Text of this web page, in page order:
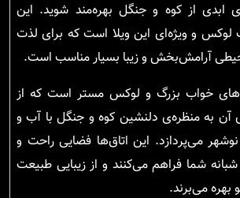
ابدی از کوه و جنگل بهره‌مند شوید. این
لوکس و ویژه‌ای این ویلا است که برای لذت
آرامش‌بخش و زیبا بسیار مناسب است.
خواب بزرگ و لوکس مستر است که از
آن به منظره‌ی دلنشین کوه و جنگل با آب و
می‌پردازد. این اتاق‌ها فضایی راحت و
شما فراهم می‌کنند و از زیبایی طبیعت
بهره می‌برند.